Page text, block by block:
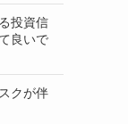
投資信
良いで
クが伴